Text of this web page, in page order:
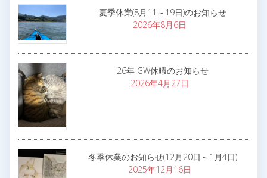
夏季休業(8月11～19日)のお知らせ
2026年8月6日
26年 GW休暇のお知らせ
2026年4月27日
冬季休業のお知らせ(12月20日～1月4日)
2025年12月16日